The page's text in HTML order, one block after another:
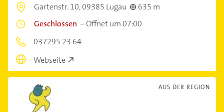
Gartenstr. 10,09385 Lugau
635 m
Geschlossen –Öffnet um 07:00
037295 23 64
Webseite
AUS DER REGION